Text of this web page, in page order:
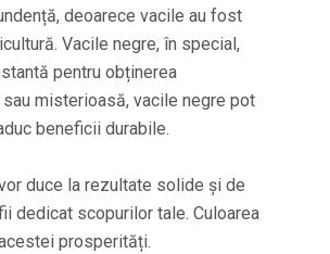
deoarece vacile au fost
Vacile negre, în special,
pentru obținerea
misterioasă, vacile negre pot
beneficii durabile.
duce la rezultate solide și de
dedicat scopurilor tale. Culoarea
prosperități.